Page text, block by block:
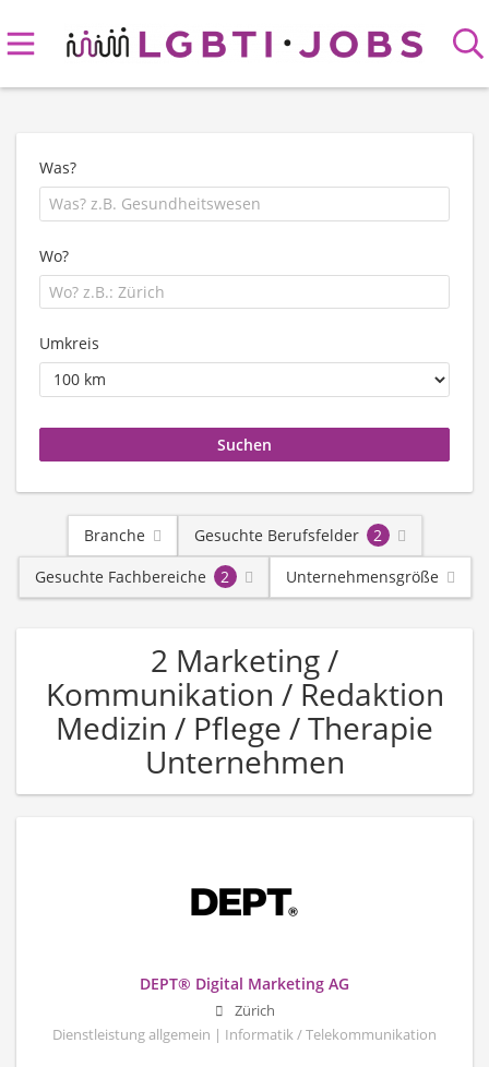
Was?
Wo?
Umkreis
Branche Gesuchte Berufsfelder
2
Gesuchte Fachbereiche
2 Unternehmensgröße
2 Marketing /
Kommunikation / Redaktion
Medizin / Pflege / Therapie
Unternehmen
DEPT® Digital Marketing AG
Zürich
Dienstleistung allgemein | Informatik / Telekommunikation